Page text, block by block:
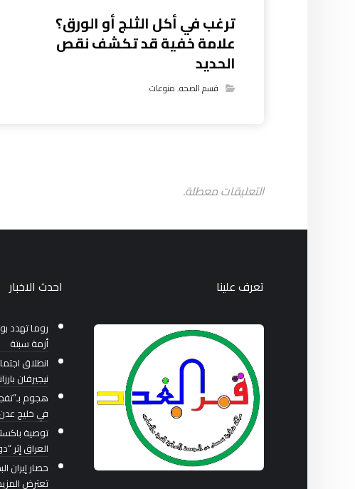
ترغب في أكل الثلج أو الورق؟
علامة خفية قد تكشف نقص
الحديد
قسم الصحه,منوعات
التعليقات معطلة.
تعرف علينا احدث الاخبار
روما تهدد
أزمة سبتة
انطلاق
نيجيرفان
هجوم
في خليج عدن
توصية
العراق إثر
حصار إيران
تعترض